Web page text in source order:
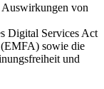
von
Digital Services Act
sowie die
und